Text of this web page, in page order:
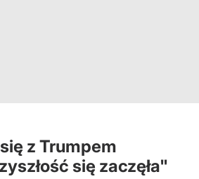
z Trumpem
się zaczęła"